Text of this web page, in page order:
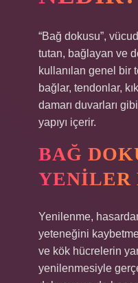
“Bağ dokusu”,
tutan, bağlayan ve
kullanılan genel bir
bağlar, tendonlar,
damarı duvarları
yapıyı içerir.
BAĞ
YENILER
Yenilenme,
yeteneğini
ve kök hücrelerin
yenilenmesiyle